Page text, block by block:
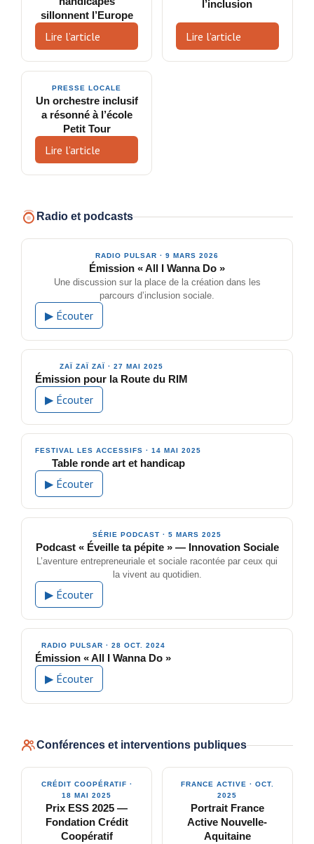
sillonnent l’Europe
Lire l’article
l’inclusion
Lire l’article
PRESSE LOCALE
Un orchestre inclusif
a résonné à l’école
Petit Tour
Lire l’article
Radio et podcasts
RADIO PULSAR · 9 MARS 2026
Émission « All I Wanna Do »
Une discussion sur la place de la création dans les
parcours d’inclusion sociale.
▶ Écouter
ZAÏ ZAÏ ZAÏ · 27 MAI 2025
Émission pour la Route du RIM
▶ Écouter
FESTIVAL LES ACCESSIFS · 14 MAI 2025
Table ronde art et handicap
▶ Écouter
SÉRIE PODCAST · 5 MARS 2025
Podcast « Éveille ta pépite » — Innovation Sociale
L’aventure entrepreneuriale et sociale racontée par ceux qui
la vivent au quotidien.
▶ Écouter
RADIO PULSAR · 28 OCT. 2024
Émission « All I Wanna Do »
▶ Écouter
Conférences et interventions publiques
CRÉDIT COOPÉRATIF ·
18 MAI 2025
Prix ESS 2025 —
Fondation Crédit
Coopératif
FRANCE ACTIVE · OCT.
2025
Portrait France
Active Nouvelle-
Aquitaine